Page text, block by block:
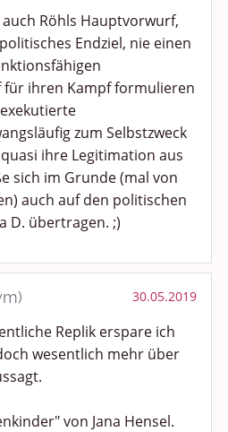
Röhls Hauptvorwurf,
Endziel, nie einen
für ihren Kampf formulieren
zum Selbstzweck
ihre Legitimation aus
sich im Grunde (mal von
auch auf den politischen
D. übertragen. ;)
30.05.2019
Replik erspare ich
wesentlich mehr über
von Jana Hensel.